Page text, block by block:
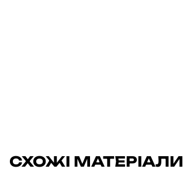
СХОЖІ МАТЕРІАЛИ